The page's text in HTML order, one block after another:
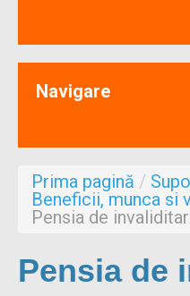
Noutati & Cercetari
Aproape de mine
Despre noi
Formulare
Navigare
Prima pagină /
Beneficii, munca si
Pensia de
Pensia de